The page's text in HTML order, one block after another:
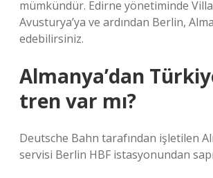
mümkündür. Edirne yönetiminde
Avusturya’ya ve ardından Berlin,
edebilirsiniz.
Almanya’dan
tren var mı?
Deutsche Bahn tarafından işletilen
servisi Berlin HBF istasyonundan